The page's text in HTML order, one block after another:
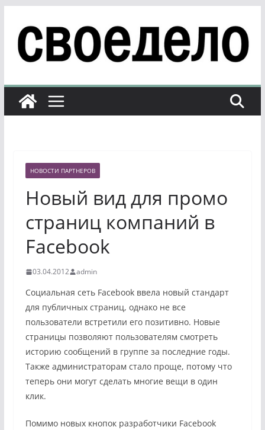
содержимому
НОВОСТИ ПАРТНЕРОВ
Новый вид для промо
страниц компаний в
Facebook
03.04.2012 admin
Социальная сеть Facebook ввела новый стандарт
для публичных страниц, однако не все
пользователи встретили его позитивно. Новые
страницы позволяют пользователям смотреть
историю сообщений в группе за последние годы.
Также администраторам стало проще, потому что
теперь они могут сделать многие вещи в один
клик.
Помимо новых кнопок разработчики Facebook